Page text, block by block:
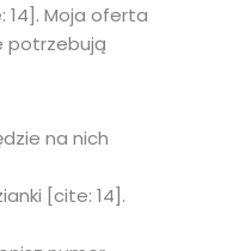
Moja oferta
potrzebują
na nich
[cite: 14].